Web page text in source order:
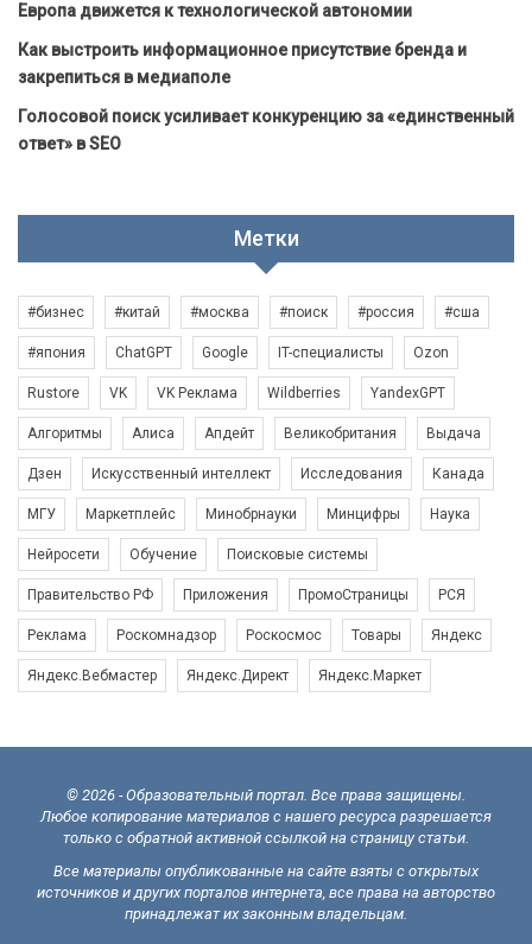
Европа движется к технологической автономии
Как выстроить информационное присутствие бренда и
закрепиться в медиаполе
Голосовой поиск усиливает конкуренцию за «единственный
ответ» в SEO
Метки
#бизнес #китай #москва #поиск #россия #сша
#япония ChatGPT Google IT-специалисты Ozon
Rustore VK VK Реклама Wildberries YandexGPT
Алгоритмы Алиса Апдейт Великобритания Выдача
Дзен Искусственный интеллект Исследования Канада
МГУ Маркетплейс Минобрнауки Минцифры Наука
Нейросети Обучение Поисковые системы
Правительство РФ Приложения ПромоСтраницы РСЯ
Реклама Роскомнадзор Роскосмос Товары Яндекс
Яндекс.Вебмастер Яндекс.Директ Яндекс.Маркет
© 2026 - Образовательный портал. Все права защищены.
Любое копирование материалов с нашего ресурса разрешается
только с обратной активной ссылкой на страницу статьи.
Все материалы опубликованные на сайте взяты с открытых
источников и других порталов интернета, все права на авторство
принадлежат их законным владельцам.